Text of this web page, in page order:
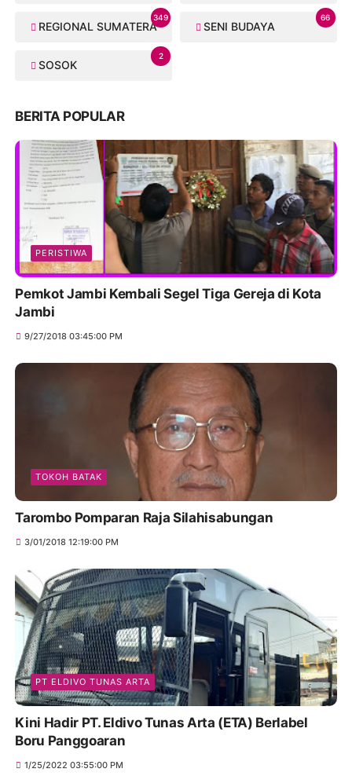
REGIONAL SUMATERA
349
SENI BUDAYA
66
SOSOK
2
BERITA POPULAR
PERISTIWA
Pemkot Jambi Kembali Segel Tiga Gereja di Kota
Jambi
9/27/2018 03:45:00 PM
TOKOH BATAK
Tarombo Pomparan Raja Silahisabungan
3/01/2018 12:19:00 PM
PT ELDIVO TUNAS ARTA
Kini Hadir PT. Eldivo Tunas Arta (ETA) Berlabel
Boru Panggoaran
1/25/2022 03:55:00 PM